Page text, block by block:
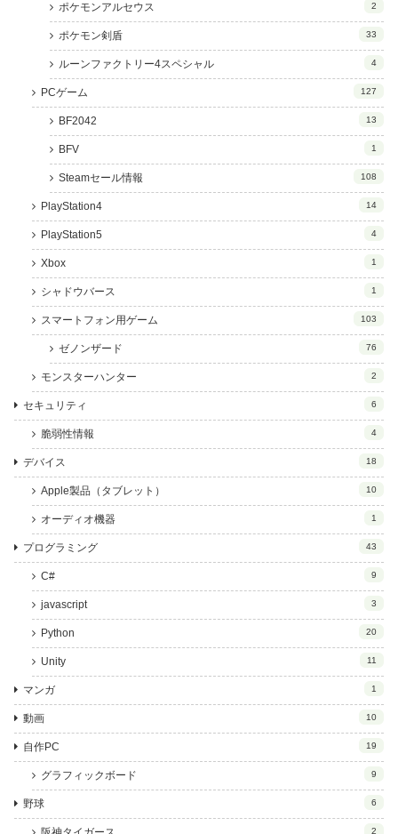
ポケモンアルセウス 2
ポケモン剣盾 33
ルーンファクトリー4スペシャル 4
PCゲーム 127
BF2042 13
BFV 1
Steamセール情報 108
PlayStation4 14
PlayStation5 4
Xbox 1
シャドウバース 1
スマートフォン用ゲーム 103
ゼノンザード 76
モンスターハンター 2
セキュリティ 6
脆弱性情報 4
デバイス 18
Apple製品（タブレット） 10
オーディオ機器 1
プログラミング 43
C# 9
javascript 3
Python 20
Unity 11
マンガ 1
動画 10
自作PC 19
グラフィックボード 9
野球 6
2